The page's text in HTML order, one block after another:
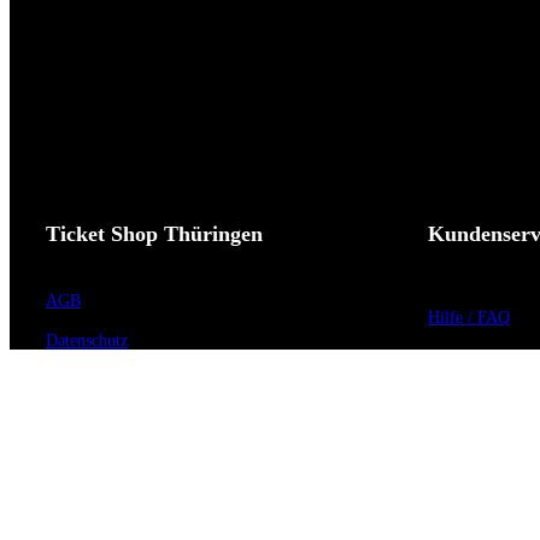
Ticket Shop Thüringen
AGB
Datenschutz
Hilfe / FAQ